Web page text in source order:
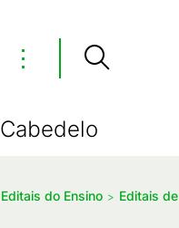
⋮
Cabedelo
Editais do Ensino Editais